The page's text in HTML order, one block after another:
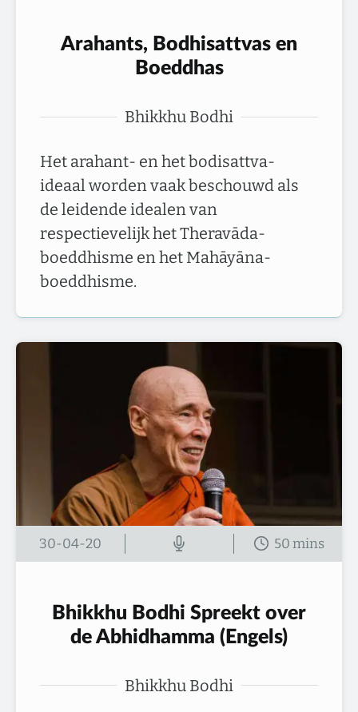
Arahants, Bodhisattvas en
Boeddhas
Bhikkhu Bodhi
Het arahant- en het bodisattva-
ideaal worden vaak beschouwd als
de leidende idealen van
respectievelijk het Theravāda-
boeddhisme en het Mahāyāna-
boeddhisme.
30-04-20 50 mins
Bhikkhu Bodhi Spreekt over
de Abhidhamma (Engels)
Bhikkhu Bodhi